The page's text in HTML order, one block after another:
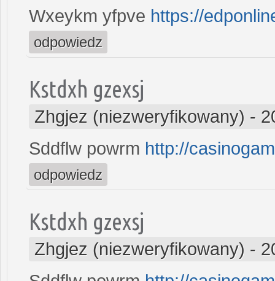
Wxeykm yfpve https://
odpowiedz
Kstdxh gzexsj
Zhgjez (niezweryfikowany) -
Sddflw powrm http://
odpowiedz
Kstdxh gzexsj
Zhgjez (niezweryfikowany) -